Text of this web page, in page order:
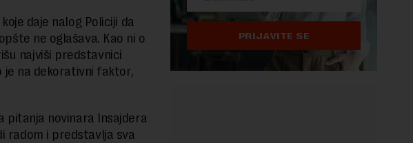
daje nalog Policiji da
ne oglašava. Kao ni o
najviši predstavnici
je na dekorativni faktor,
pitanja novinara Insajdera
radom i predstavlja sva
PRIJAVITE SE